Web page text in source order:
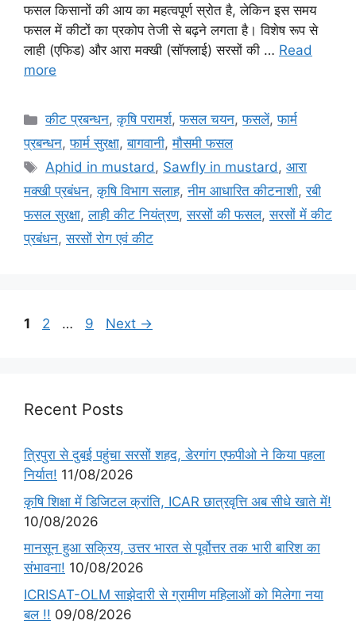
फसल किसानों की आय का महत्वपूर्ण स्रोत है, लेकिन इस समय
फसल में कीटों का प्रकोप तेजी से बढ़ने लगता है। विशेष रूप से
लाही (एफिड) और आरा मक्खी (सॉफ्लाई) सरसों की … Read
more
कीट प्रबन्धन,कृषि परामर्श,फसल चयन,फसलें,फार्म
प्रबन्धन,फार्म सुरक्षा,बागवानी,मौसमी फसल
Aphid in mustard, Sawfly in mustard,आरा
मक्खी प्रबंधन,कृषि विभाग सलाह,नीम आधारित कीटनाशी,रबी
फसल सुरक्षा,लाही कीट नियंत्रण,सरसों की फसल,सरसों में कीट
प्रबंधन,सरसों रोग एवं कीट
1 2 … 9 Next →
Recent Posts
त्रिपुरा से दुबई पहुंचा सरसों शहद, डेरगांग एफपीओ ने किया पहला
निर्यात! 11/08/2026
कृषि शिक्षा में डिजिटल क्रांति, ICAR छात्रवृत्ति अब सीधे खाते में!
10/08/2026
मानसून हुआ सक्रिय, उत्तर भारत से पूर्वोत्तर तक भारी बारिश का
संभावना! 10/08/2026
ICRISAT-OLM साझेदारी से ग्रामीण महिलाओं को मिलेगा नया
बल !! 09/08/2026